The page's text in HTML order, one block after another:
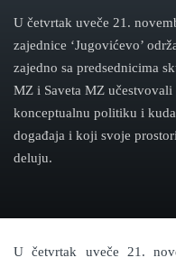
U četvrtak uveče 21.
zajednice ‘Jugovićevo’
zajedno sa predsednicima
MZ i Saveta MZ
konceptualnu politiku i
događaja i koji svoje
deluju.
U četvrtak uveče 21.